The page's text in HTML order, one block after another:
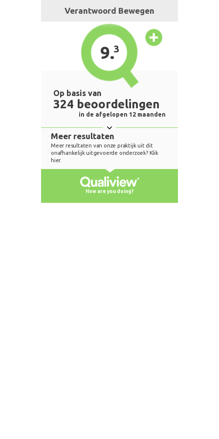
Verantwoord Bewegen
9.3
Op basis van
324 beoordelingen
in de afgelopen 12 maanden
Meer resultaten
Meer resultaten van onze praktijk uit dit
onafhankelijk uitgevoerde onderzoek? Klik
hier.
How are you doing?